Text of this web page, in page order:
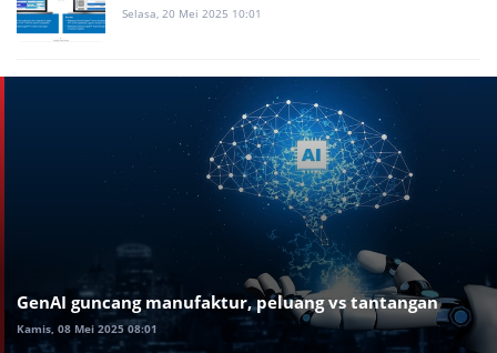
Selasa, 20 Mei 2025 10:01
GenAI guncang manufaktur, peluang vs tantangan
Kamis, 08 Mei 2025 08:01